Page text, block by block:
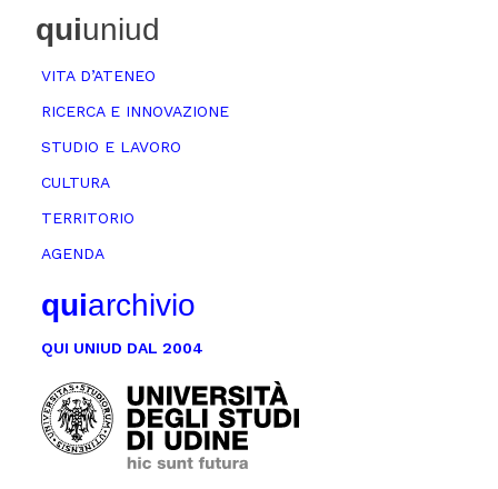
quiuniud
VITA D’ATENEO
RICERCA E INNOVAZIONE
STUDIO E LAVORO
CULTURA
TERRITORIO
AGENDA
quiarchivio
QUI UNIUD DAL 2004